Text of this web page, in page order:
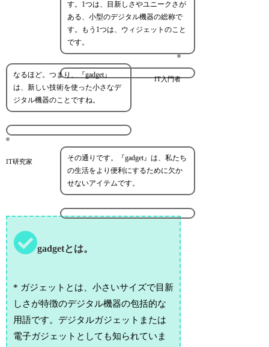
す。1つは、目新しさやユニークさが
ある、小型のデジタル機器の総称で
す。もう1つは、ウィジェットのこと
です。
IT入門者
なるほど。つまり、『gadget』
は、新しい技術を使った小さなデ
ジタル機器のことですね。
IT研究家
その通りです。『gadget』は、私たち
の生活をより便利にするために欠か
せないアイテムです。
gadgetとは。
* ガジェットとは、小さいサイズで目新
しさが特徴のデジタル機器の包括的な
用語です。デジタルガジェットまたは
電子ガジェットとしても知られていま